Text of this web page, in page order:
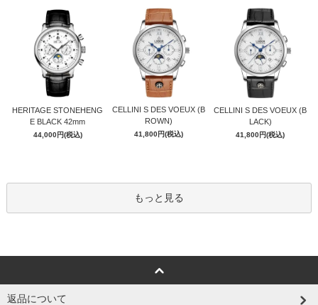
HERITAGE STONEHENG
E BLACK 42mm
44,000円(税込)
CELLINI S DES VOEUX (B
ROWN)
41,800円(税込)
CELLINI S DES VOEUX (B
LACK)
41,800円(税込)
もっと見る
返品について